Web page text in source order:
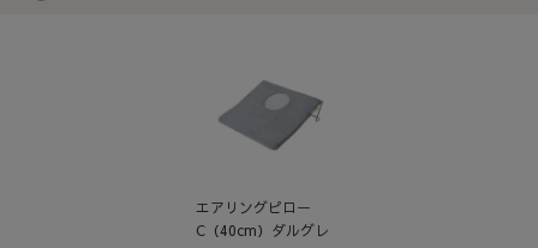
エアリングピロー
C（40cm）ダルグレ